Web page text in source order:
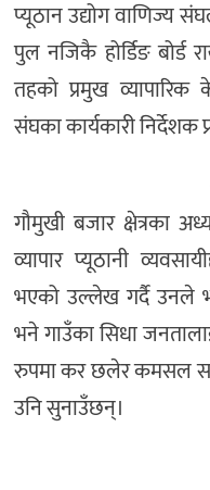
प्यूठान उद्योग वाणिज्य
पुल नजिकै होर्डिङ बोर्ड
तहको प्रमुख व्यापारिक
संघका कार्यकारी
गौमुखी बजार क्षेत्रका
व्यापार प्यूठानी
भएको उल्लेख गर्दै उनले
भने गाउँका सिधा
रुपमा कर छलेर कमसल
उनि सुनाउँछन्।